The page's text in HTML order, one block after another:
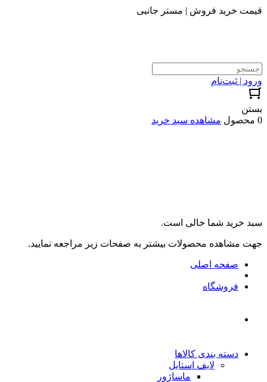
قیمت خرید فروش | مستر جانبی
ورود | ثبت‌نام
بستن
0 محصول
مشاهده سبد خرید
سبد خرید شما خالی است.
جهت مشاهده محصولات بیشتر به صفحات زیر مراجعه نمایید.
صفحه اصلی
فروشگاه
دسته بندی کالاها
لایف استایل
ماساژور